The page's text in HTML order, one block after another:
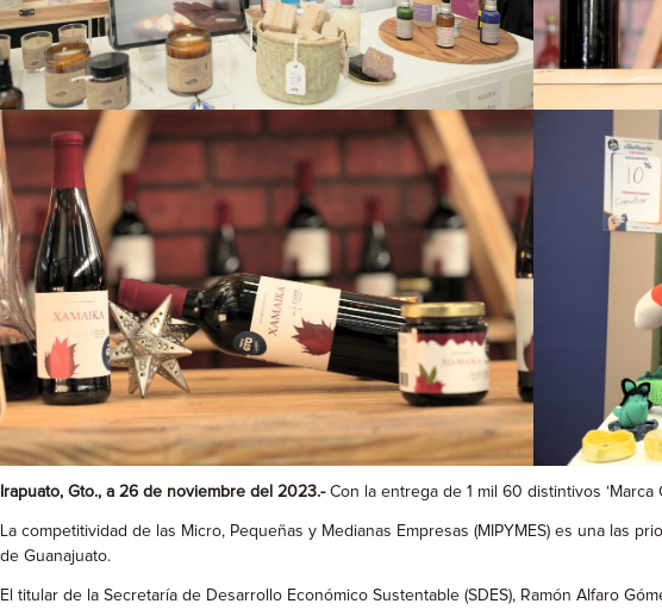
Irapuato, Gto., a 26 de noviembre del 2023.-Con la entrega de 1 mil 60 distintivos
La competitividad de las Micro, Pequeñas y Medianas Empresas (MIPYMES) es una
de Guanajuato.
El titular de la Secretaría de Desarrollo Económico Sustentable (SDES), Ramón Alfaro